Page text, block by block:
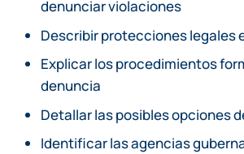
denunciar violaciones
Describir protecciones legales
Explicar los procedimientos
denuncia
Detallar las posibles opciones
Identificar las agencias